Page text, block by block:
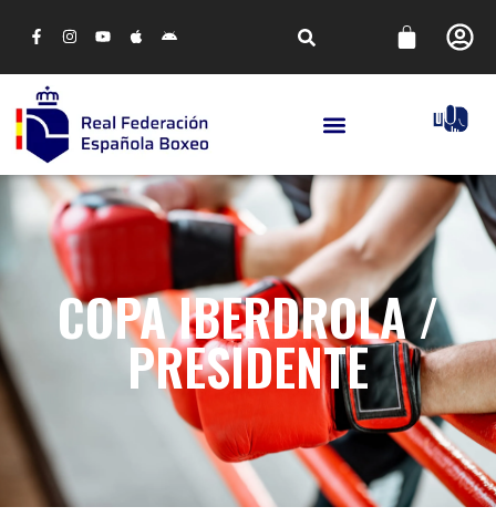
COPA IBERDROLA /
PRESIDENTE